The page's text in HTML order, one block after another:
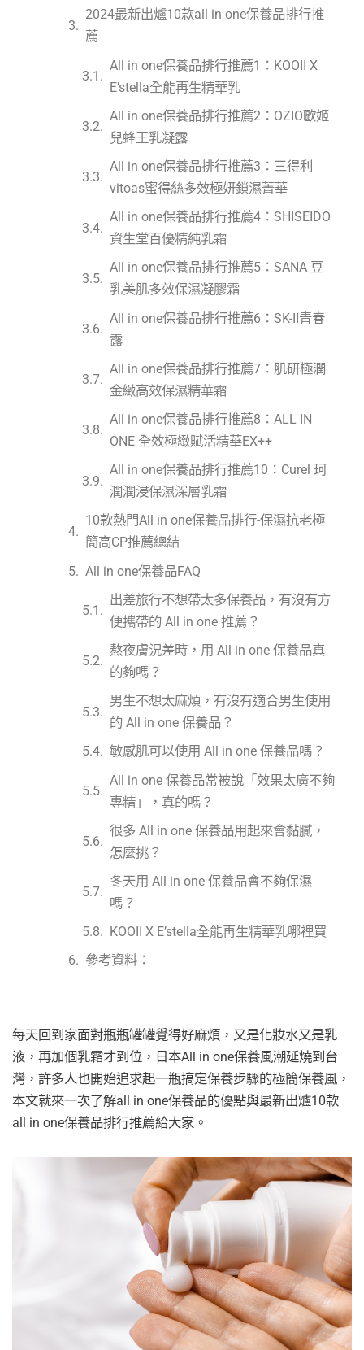
2024最新出爐10款all in one保養品排行推
薦
All in one保養品排行推薦1：KOOII X
E’stella全能再生精華乳
All in one保養品排行推薦2：OZIO歐姬
兒蜂王乳凝露
All in one保養品排行推薦3：三得利
vitoas蜜得絲多效極妍鎖濕菁華
All in one保養品排行推薦4：SHISEIDO
資生堂百優精純乳霜
All in one保養品排行推薦5：SANA 豆
乳美肌多效保濕凝膠霜
All in one保養品排行推薦6：SK-II青春
露
All in one保養品排行推薦7：肌研極潤
金緻高效保濕精華霜
All in one保養品排行推薦8：ALL IN
ONE 全效極緻賦活精華EX++
All in one保養品排行推薦10：Curel 珂
潤潤浸保濕深層乳霜
10款熱門All in one保養品排行-保濕抗老極
簡高CP推薦總結
All in one保養品FAQ
出差旅行不想帶太多保養品，有沒有方
便攜帶的 All in one 推薦？
熬夜膚況差時，用 All in one 保養品真
的夠嗎？
男生不想太麻煩，有沒有適合男生使用
的 All in one 保養品？
敏感肌可以使用 All in one 保養品嗎？
All in one 保養品常被說「效果太廣不夠
專精」，真的嗎？
很多 All in one 保養品用起來會黏膩，
怎麼挑？
冬天用 All in one 保養品會不夠保濕
嗎？
KOOII X E’stella全能再生精華乳哪裡買
參考資料：
每天回到家面對瓶瓶罐罐覺得好麻煩，又是化妝水又是乳
液，再加個乳霜才到位，日本All in one保養風潮延燒到台
灣，許多人也開始追求起一瓶搞定保養步驟的極簡保養風，
本文就來一次了解all in one保養品的優點與最新出爐10款
all in one保養品排行推薦給大家。